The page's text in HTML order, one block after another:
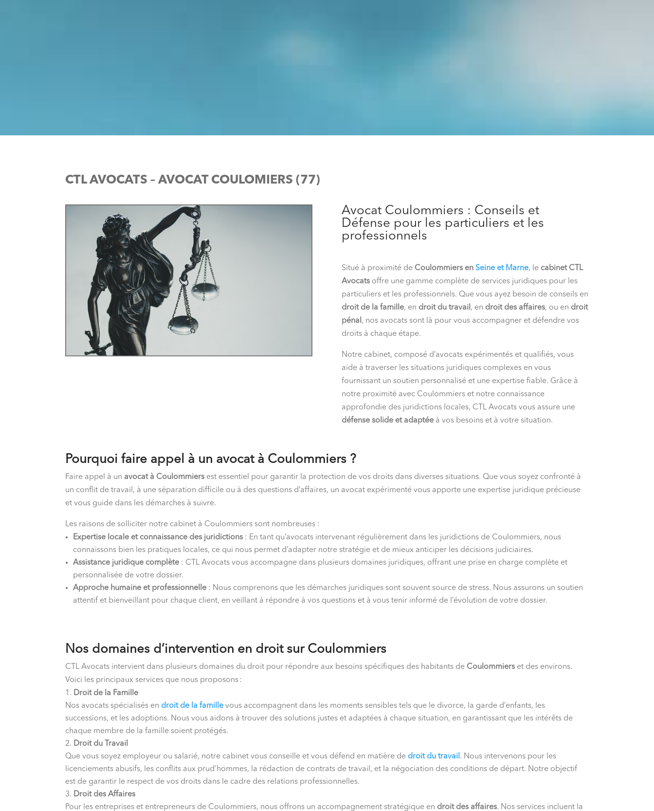
CTL AVOCATS – AVOCAT COULOMIERS (77)
Avocat Coulommiers : Conseils et
Défense pour les particuliers et les
professionnels
Situé à proximité de Coulommiers en Seine et Marne, le cabinet CTL
Avocatsoffre une gamme complète de services juridiques pour les
particuliers et les professionnels. Que vous ayez besoin de conseils en
droit de la famille, en droit du travail , en droit des affaires, ou en droit
pénal , nos avocats sont là pour vous accompagner et défendre vos
droits à chaque étape.
Notre cabinet, composé d’avocats expérimentés et qualifiés, vous
aide à traverser les situations juridiques complexes en vous
fournissant un soutien personnalisé et une expertise fiable. Grâce à
notre proximité avec Coulommiers et notre connaissance
approfondie des juridictions locales, CTL Avocats vous assure une
défense solide et adaptéeà vos besoins et à votre situation.
Pourquoi faire appel à un avocat à Coulommiers ?
Faire appel à un avocat à Coulommiers est essentiel pour garantir la protection de vos droits dans diverses situations. Que vous soyez confronté à
un conflit de travail, à une séparation difficile ou à des questions d’affaires, un avocat expérimenté vous apporte une expertise juridique précieuse
et vous guide dans les démarches à suivre.
Les raisons de solliciter notre cabinet à Coulommiers sont nombreuses :
Expertise locale et connaissance des juridictions : En tant qu’avocats intervenant régulièrement dans les juridictions de Coulommiers, nous
connaissons bien les pratiques locales, ce qui nous permet d’adapter notre stratégie et de mieux anticiper les décisions judiciaires.
Assistance juridique complète : CTL Avocats vous accompagne dans plusieurs domaines juridiques, offrant une prise en charge complète et
personnalisée de votre dossier.
Approche humaine et professionnelle : Nous comprenons que les démarches juridiques sont souvent source de stress. Nous assurons un soutien
attentif et bienveillant pour chaque client, en veillant à répondre à vos questions et à vous tenir informé de l’évolution de votre dossier.
Nos domaines d’intervention en droit sur Coulommiers
CTL Avocats intervient dans plusieurs domaines du droit pour répondre aux besoins spécifiques des habitants de Coulommiers et des environs.
Voici les principaux services que nous proposons :
Droit de la Famille
Nos avocats spécialisés en droit de la famille vous accompagnent dans les moments sensibles tels que le divorce, la garde d’enfants, les
successions, et les adoptions. Nous vous aidons à trouver des solutions justes et adaptées à chaque situation, en garantissant que les intérêts de
chaque membre de la famille soient protégés.
Droit du Travail
Que vous soyez employeur ou salarié, notre cabinet vous conseille et vous défend en matière de droit du travail . Nous intervenons pour les
licenciements abusifs, les conflits aux prud’hommes, la rédaction de contrats de travail, et la négociation des conditions de départ. Notre objectif
est de garantir le respect de vos droits dans le cadre des relations professionnelles.
Droit des Affaires
Pour les entreprises et entrepreneurs de Coulommiers, nous offrons un accompagnement stratégique en droit des affaires. Nos services incluent la